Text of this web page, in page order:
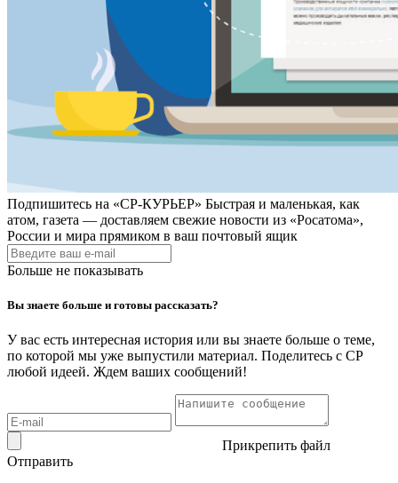
Подпишитесь на «СР-КУРЬЕР» Быстрая и маленькая, как
атом, газета — доставляем свежие новости из «Росатома»,
России и мира прямиком в ваш почтовый ящик
Больше не показывать
Вы знаете больше и готовы рассказать?
У вас есть интересная история или вы знаете больше о теме,
по которой мы уже выпустили материал. Поделитесь с СР
любой идеей. Ждем ваших сообщений!
Прикрепить файл
Отправить